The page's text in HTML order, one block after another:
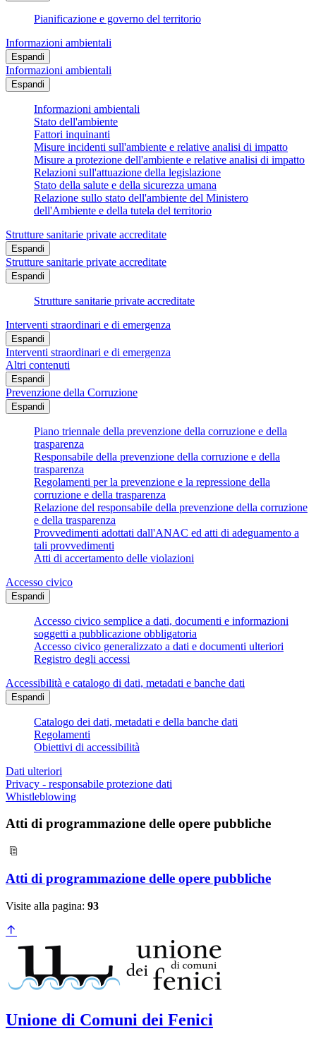
Pianificazione e governo del territorio
Informazioni ambientali
Espandi
Informazioni ambientali
Espandi
Informazioni ambientali
Stato dell'ambiente
Fattori inquinanti
Misure incidenti sull'ambiente e relative analisi di impatto
Misure a protezione dell'ambiente e relative analisi di impatto
Relazioni sull'attuazione della legislazione
Stato della salute e della sicurezza umana
Relazione sullo stato dell'ambiente del Ministero
dell'Ambiente e della tutela del territorio
Strutture sanitarie private accreditate
Espandi
Strutture sanitarie private accreditate
Espandi
Strutture sanitarie private accreditate
Interventi straordinari e di emergenza
Espandi
Interventi straordinari e di emergenza
Altri contenuti
Espandi
Prevenzione della Corruzione
Espandi
Piano triennale della prevenzione della corruzione e della
trasparenza
Responsabile della prevenzione della corruzione e della
trasparenza
Regolamenti per la prevenzione e la repressione della
corruzione e della trasparenza
Relazione del responsabile della prevenzione della corruzione
e della trasparenza
Provvedimenti adottati dall'ANAC ed atti di adeguamento a
tali provvedimenti
Atti di accertamento delle violazioni
Accesso civico
Espandi
Accesso civico semplice a dati, documenti e informazioni
soggetti a pubblicazione obbligatoria
Accesso civico generalizzato a dati e documenti ulteriori
Registro degli accessi
Accessibilità e catalogo di dati, metadati e banche dati
Espandi
Catalogo dei dati, metadati e della banche dati
Regolamenti
Obiettivi di accessibilità
Dati ulteriori
Privacy - responsabile protezione dati
Whistleblowing
Atti di programmazione delle opere pubbliche
Atti di programmazione delle opere pubbliche
Visite alla pagina: 93
Unione di Comuni dei Fenici